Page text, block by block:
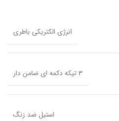
انرژی الکتریکی باطری
۳ تیکه دکمه ای ضامن دار
استیل ضد زنگ